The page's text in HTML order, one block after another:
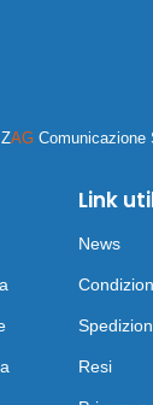
ZAG Comunicazione
Link
News
Resi